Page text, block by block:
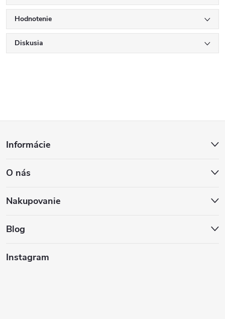
Hodnotenie
Diskusia
p
ä
Informácie
O nás
Nakupovanie
Blog
Instagram